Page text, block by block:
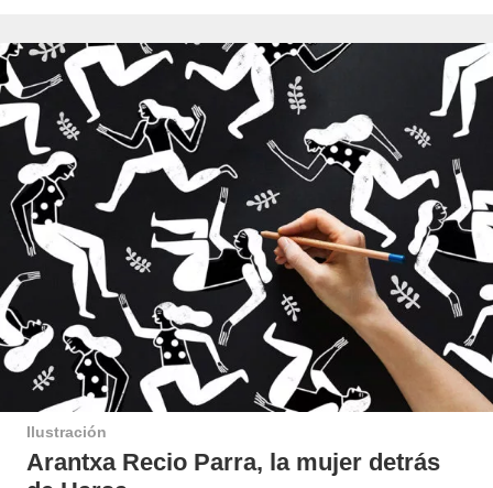
Ilustración
Arantxa Recio Parra, la mujer detrás